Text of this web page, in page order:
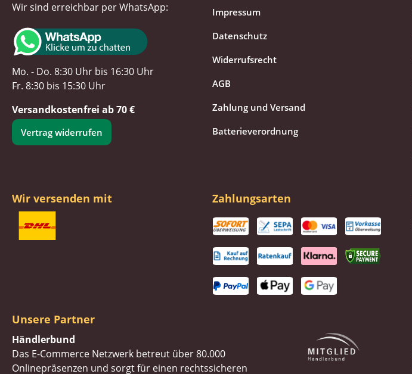
Wir sind erreichbar per WhatsApp:
Mo. - Do. 8:30 Uhr bis 16:30 Uhr
Fr. 8:30 bis 15:30 Uhr
Versandkostenfrei ab 70 €
Vertrag widerrufen
Impressum
Datenschutz
Widerrufsrecht
AGB
Zahlung und Versand
Batterieverordnung
Wir versenden mit Zahlungsarten
Unsere Partner
Händlerbund
Das E-Commerce Netzwerk betreut über 80.000
Onlinepräsenzen und sorgt für einen rechtssicheren